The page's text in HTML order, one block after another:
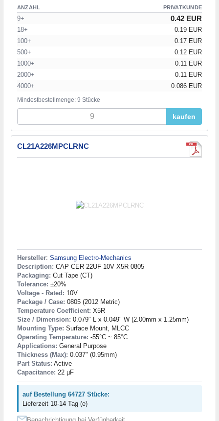
ANZAHL PRIVATKUNDE
9+ 0.42 EUR
18+
0.19 EUR
100+
0.17 EUR
500+
0.12 EUR
1000+
0.11 EUR
2000+
0.11 EUR
4000+
0.086 EUR
Mindestbestellmenge: 9 Stücke
kaufen
CL21A226MPCLRNC
Hersteller: Samsung Electro-Mechanics
Description: CAP CER 22UF 10V X5R 0805
Packaging: Cut Tape (CT)
Tolerance: ±20%
Voltage - Rated: 10V
Package / Case: 0805 (2012 Metric)
Temperature Coefficient: X5R
Size / Dimension: 0.079" L x 0.049" W (2.00mm x 1.25mm)
Mounting Type: Surface Mount, MLCC
Operating Temperature: -55°C ~ 85°C
Applications: General Purpose
Thickness (Max): 0.037" (0.95mm)
Part Status: Active
Capacitance: 22 µF
auf Bestellung 64727 Stücke:
Lieferzeit 10-14 Tag (e)